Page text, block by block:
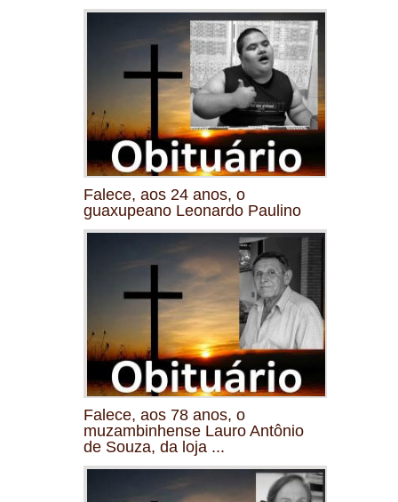
Falece, aos 24 anos, o
guaxupeano Leonardo Paulino
Falece, aos 78 anos, o
muzambinhense Lauro Antônio
de Souza, da loja ...